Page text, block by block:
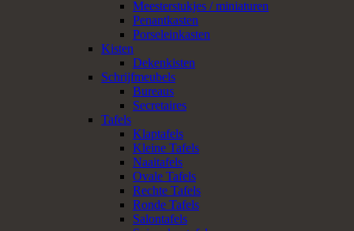
Meesterstukjes / miniaturen
Penantkasten
Porseleinkasten
Kisten
Dekenkisten
Schrijfmeubels
Bureaus
Secretaires
Tafels
Klaptafels
Kleine Tafels
Naaitafels
Ovale Tafels
Rechte Tafels
Ronde Tafels
Salontafels